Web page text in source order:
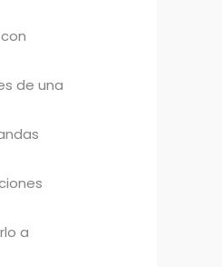
de una
a